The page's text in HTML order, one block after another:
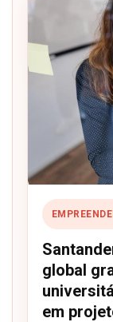
global
em